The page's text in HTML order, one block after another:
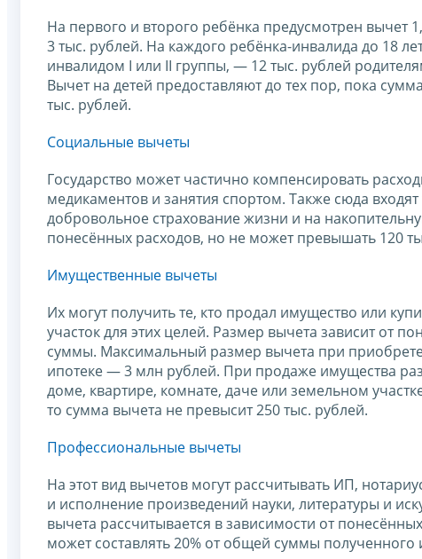
На первого и второго ребёнка предусмотрен вычет
3 тыс. рублей. На каждого ребёнка-инвалида до 18
инвалидом I или II группы, — 12 тыс. рублей
Вычет на детей предоставляют до тех пор, пока
тыс. рублей.
Социальные вычеты
Государство может частично компенсировать
медикаментов и занятия спортом. Также сюда
добровольное страхование жизни и на
понесённых расходов, но не может превышать 120
Имущественные вычеты
Их могут получить те, кто продал имущество или
участок для этих целей. Размер вычета зависит от
суммы. Максимальный размер вычета при
ипотеке — 3 млн рублей. При продаже имущества
доме, квартире, комнате, даче или земельном
то сумма вычета не превысит 250 тыс. рублей.
Профессиональные вычеты
На этот вид вычетов могут рассчитывать ИП,
и исполнение произведений науки, литературы и
вычета рассчитывается в зависимости от
может составлять 20% от общей суммы полученного